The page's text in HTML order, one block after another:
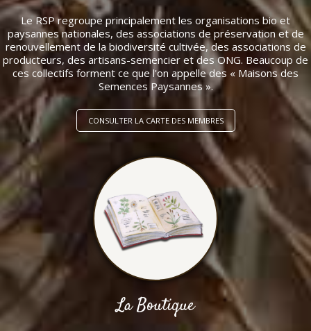
Le RSP regroupe principalement les organisations bio et
paysannes nationales, des associations de préservation et de
renouvellement de la biodiversité cultivée, des associations de
producteurs, des artisans-semencier et des ONG. Beaucoup de
ces collectifs forment ce que l'on appelle des « Maisons des
Semences Paysannes ».
CONSULTER LA CARTE DES MEMBRES
La Boutique